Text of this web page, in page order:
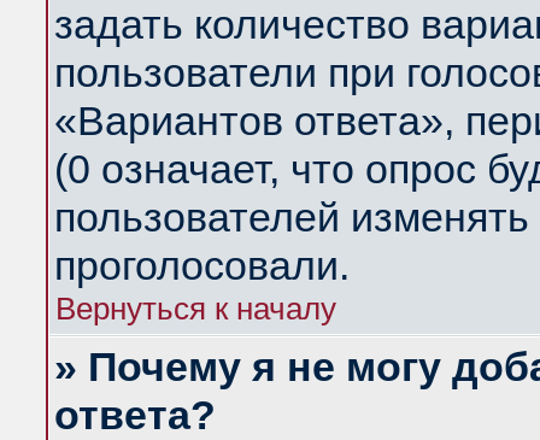
задать количество
пользователи при
«Вариантов ответа»,
(0 означает, что опрос
пользователей
проголосовали.
Вернуться к началу
» Почему я не могу
ответа?